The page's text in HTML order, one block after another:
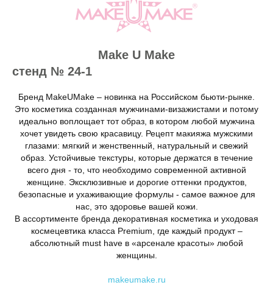
Make U Make
стенд № 24-1
Бренд MakeUMake – новинка на Российском бьюти-рынке.
Это косметика созданная мужчинами-визажистами и потому
идеально воплощает тот образ, в котором любой мужчина
хочет увидеть свою красавицу. Рецепт макияжа мужскими
глазами: мягкий и женственный, натуральный и свежий
образ. Устойчивые текстуры, которые держатся в течение
всего дня - то, что необходимо современной активной
женщине. Эксклюзивные и дорогие оттенки продуктов,
безопасные и ухаживающие формулы - самое важное для
нас, это здоровье вашей кожи.
В ассортименте бренда декоративная косметика и уходовая
космецевтика класса Premium, где каждый продукт –
абсолютный must have в «арсенале красоты» любой
женщины.
makeumake.ru